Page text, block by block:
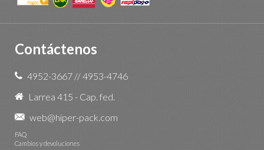
Contáctenos
4952-3667 //4953-4746
Larrea 415 - Cap. fed.
web@hiper-pack.com
FAQ
Cambios y devoluciones